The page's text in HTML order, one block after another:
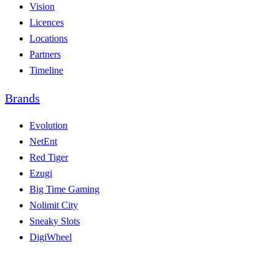
Vision
Licences
Locations
Partners
Timeline
Brands
Evolution
NetEnt
Red Tiger
Ezugi
Big Time Gaming
Nolimit City
Sneaky Slots
DigiWheel